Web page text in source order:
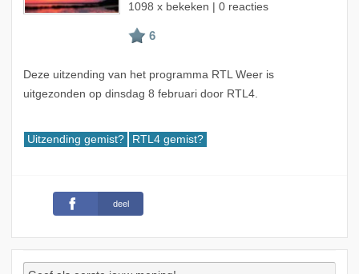
1098 x bekeken | 0 reacties
Deze uitzending van het programma RTL Weer is
uitgezonden op dinsdag 8 februari door RTL4.
Uitzending gemist? RTL4 gemist?
deel